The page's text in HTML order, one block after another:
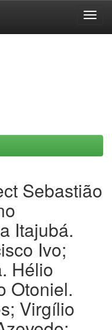
Sebastião
Itajubá.
Ivo;
Hélio
Otoniel.
Virgílio